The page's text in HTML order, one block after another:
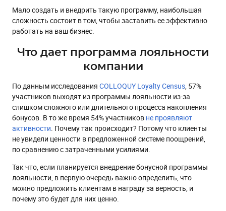
лояльности
Примеры сценариев для поддержания программы
лояльности
Скидки или бонусы?
В какой форме должна быть реализована программа
поощрений:
Как оценивать программы лояльности
​​​​​​Хватит думать, пора действовать!
Мало создать и внедрить такую программу, наибольшая
сложность состоит в том, чтобы заставить ее эффективно
работать на ваш бизнес.
Что дает программа лояльности
компании
По данным исследования COLLOQUY Loyalty Census, 57%
участников выходят из программы лояльности из-за
слишком сложного или длительного процесса накопления
бонусов. В то же время 54% участников не проявляют
активности. Почему так происходит? Потому что клиенты
не увидели ценности в предложенной системе поощрений,
по сравнению с затраченными усилиями.
Так что, если планируется внедрение бонусной программы
лояльности, в первую очередь важно определить, что
можно предложить клиентам в награду за верность, и
почему это будет для них ценно.